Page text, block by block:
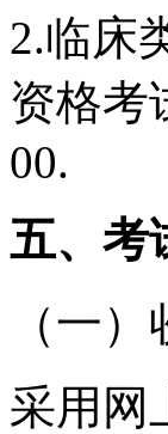
2.临床
资格考
00.
五、考
（一
采用网